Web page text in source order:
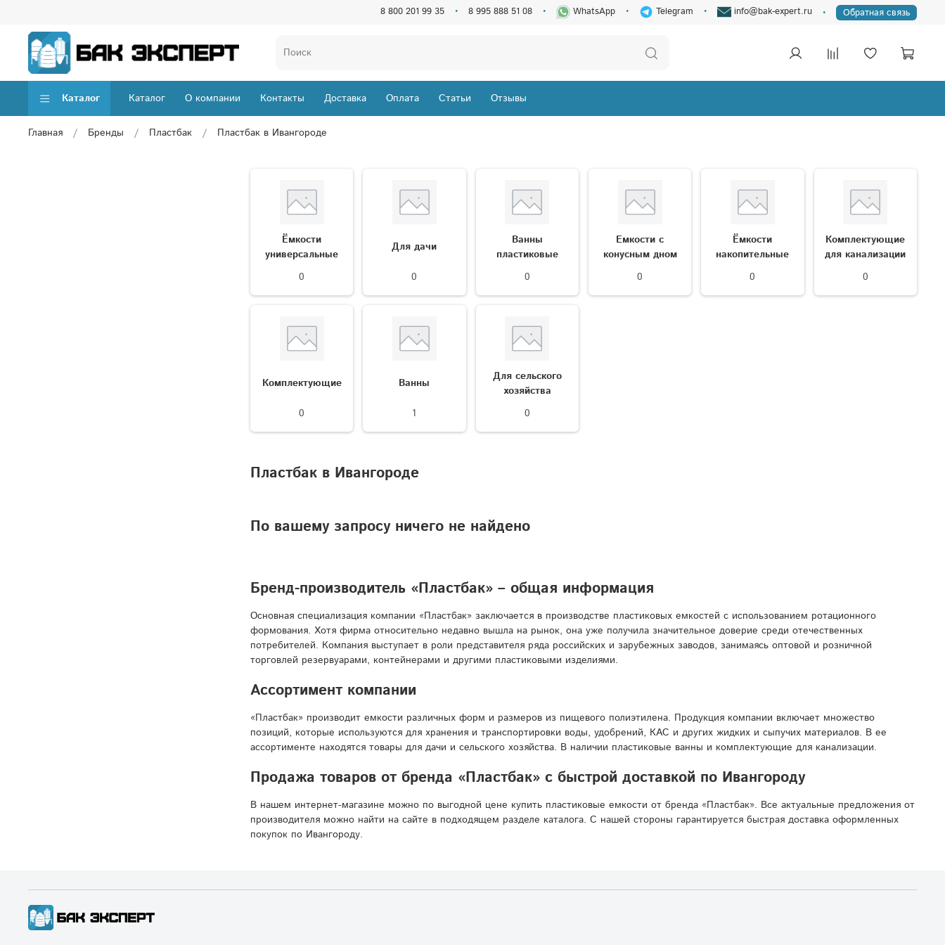
8 800 201 99 35 8 995 888 51 08 WhatsApp Telegram info@bak-expert.ru Обратная связь
Каталог Каталог О компании Контакты Доставка Оплата Статьи Отзывы
Главная Бренды Пластбак Пластбак в Ивангороде
Ёмкости
универсальные
0
Для дачи
0
Ванны
пластиковые
0
Eмкocти c
кoнуcным днoм
0
Ёмкости
накопительные
0
Комплектующие
для канализации
0
Комплектующие
0
Ванны
1
Для сельского
хозяйства
0
Пластбак в Ивангороде
По вашему запросу ничего не найдено
Бренд-производитель «Пластбак» – общая информация
Основная специализация компании «Пластбак» заключается в производстве пластиковых емкостей с использованием ротационного
формования. Хотя фирма относительно недавно вышла на рынок, она уже получила значительное доверие среди отечественных
потребителей. Компания выступает в роли представителя ряда российских и зарубежных заводов, занимаясь оптовой и розничной
торговлей резервуарами, контейнерами и другими пластиковыми изделиями.
Ассортимент компании
«Пластбак» производит емкости различных форм и размеров из пищевого полиэтилена. Продукция компании включает множество
позиций, которые используются для хранения и транспортировки воды, удобрений, КАС и других жидких и сыпучих материалов. В ее
ассортименте находятся товары для дачи и сельского хозяйства. В наличии пластиковые ванны и комплектующие для канализации.
Продажа товаров от бренда «Пластбак» с быстрой доставкой по Ивангороду
В нашем интернет-магазине можно по выгодной цене купить пластиковые емкости от бренда «Пластбак». Все актуальные предложения от
производителя можно найти на сайте в подходящем разделе каталога. С нашей стороны гарантируется быстрая доставка оформленных
покупок по Ивангороду.